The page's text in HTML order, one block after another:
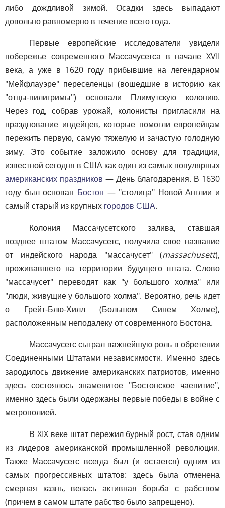
либо дождливой зимой. Осадки здесь выпадают
довольно равномерно в течение всего года.
Первые европейские исследователи увидели
побережье современного Массачусетса в начале XVII
века, а уже в 1620 году прибывшие на легендарном
"Мейфлауэре" переселенцы (вошедшие в историю как
"отцы-пилигримы") основали Плимутскую колонию.
Через год, собрав урожай, колонисты пригласили на
празднование индейцев, которые помогли европейцам
пережить первую, самую тяжелую и зачастую голодную
зиму. Это событие заложило основу для традиции,
известной сегодня в США как один из самых популярных
американских праздников — День благодарения. В 1630
году был основан Бостон — "столица" Новой Англии и
самый старый из крупных городов США.
Колония Массачусетского залива, ставшая
позднее штатом Массачусетс, получила свое название
от индейского народа "массачусет" (massachusett),
проживавшего на территории будущего штата. Слово
"массачусет" переводят как "у большого холма" или
"люди, живущие у большого холма". Вероятно, речь идет
о Грейт-Блю-Хилл (Большом Синем Холме),
расположенным неподалеку от современного Бостона.
Массачусетс сыграл важнейшую роль в обретении
Соединенными Штатами независимости. Именно здесь
зародилось движение американских патриотов, именно
здесь состоялось знаменитое "Бостонское чаепитие",
именно здесь были одержаны первые победы в войне с
метрополией.
В XIX веке штат пережил бурный рост, став одним
из лидеров американской промышленной революции.
Также Массачусетс всегда был (и остается) одним из
самых прогрессивных штатов: здесь была отменена
смерная казнь, велась активная борьба с рабством
(причем в самом штате рабство было запрещено).